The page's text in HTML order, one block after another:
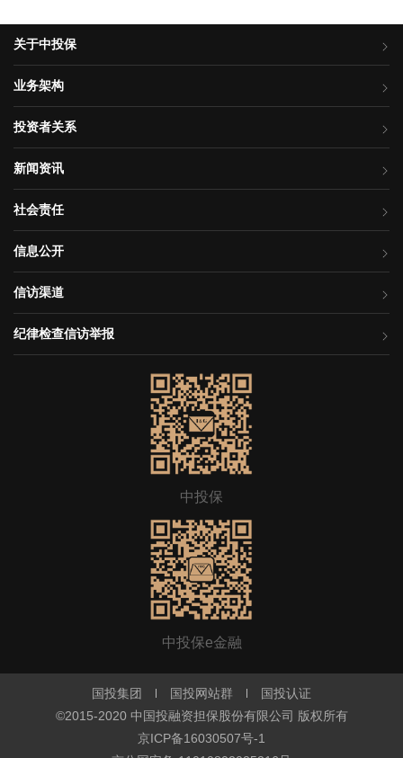
关于中投保
业务架构
投资者关系
新闻资讯
社会责任
信息公开
信访渠道
纪律检查信访举报
中投保
中投保e金融
国投集团 国投网站群
国投认证
©2015-2020 中国投融资担保股份有限公司 版权所有
京ICP备16030507号-1